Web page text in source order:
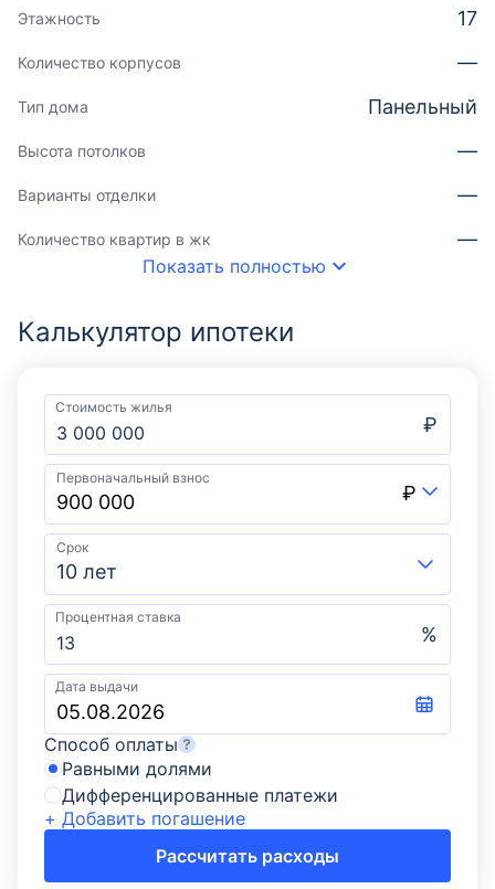
Этажность 17
Количество корпусов —
Тип дома Панельный
Высота потолков —
Варианты отделки —
Количество квартир в жк —
Показать полностью
Калькулятор ипотеки
Стоимость жилья
₽
Первоначальный взнос
₽
Срок
10 лет
Процентная ставка
%
Дата выдачи
Способ оплаты
Равными долями
Дифференцированные платежи
+ Добавить погашение
Рассчитать расходы